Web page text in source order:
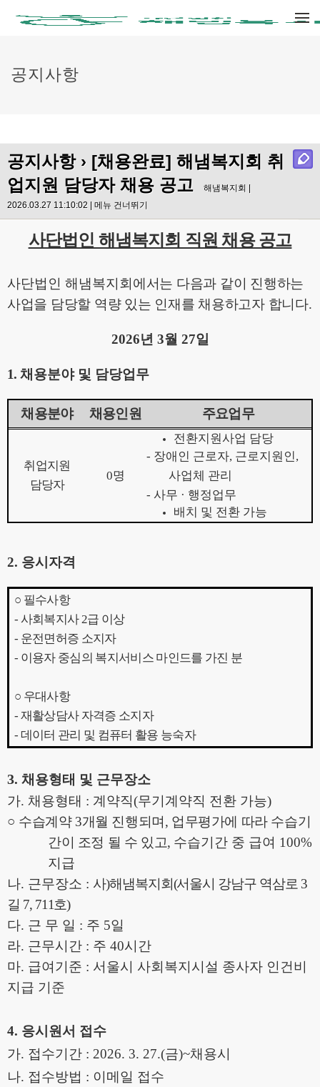
공지사항
공지사항› [채용완료] 해냄복지회 취
업지원 담당자 채용 공고
해냄복지회 |
2026.03.27 11:10:02 | 메뉴 건너뛰기
사단법인 해냄복지회 직원 채용 공고
사단법인 해냄복지회 에서는 다음과 같이 진행하는
사업을 담당할 역량 있는 인재를 채용하고자 합니다.
2026년 3월 27일
1. 채용분야 및 담당업무
채용분야 채용인원 주요업무
취업지원
담당자
0명
전환지원사업 담당
- 장애인 근로자, 근로지원인,
사업체 관리
- 사무 · 행정업무
배치 및 전환 가능
2. 응시자격
○ 필수사항
- 사회복지사2급 이상
- 운전면허증 소지자
- 이용자 중심의 복지서비스 마인드를 가진 분
○ 우대사항
- 재활상담사 자격증 소지자
- 데이터 관리 및 컴퓨터 활용 능숙자
3. 채용형태 및 근무장소
가. 채용형태 : 계약직(무기계약직 전환 가능)
○ 수습계약 3개월 진행되며 , 업무평가에 따라 수습기
간이 조정 될 수 있고, 수습기간 중 급여 100%
지급
나. 근무장소 : 사)해냄복지회(서울시 강남구 역삼로 3
길 7, 711호)
다. 근 무 일 : 주 5일
라. 근무시간 : 주 40시간
마. 급여기준 : 서울시 사회복지시설 종사자 인건비
지급 기준
4. 응시원서 접수
가. 접수기간 : 2026. 3. 27.(금)~채용시
나. 접수방법 : 이메일 접수